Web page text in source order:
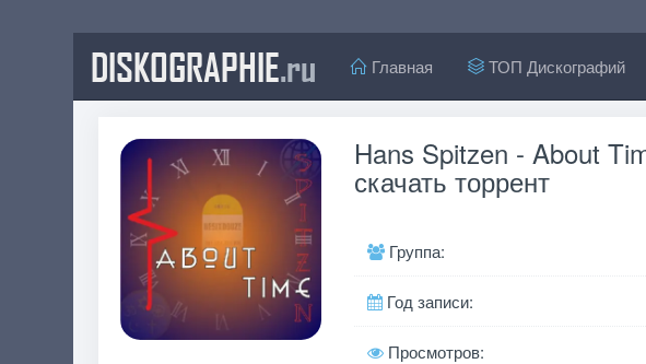
DISKOGRAPHIE.ru Главная ТОП Дискографий
Hans Spitzen - About
скачать торрент
Группа:
Год записи:
Просмотров: